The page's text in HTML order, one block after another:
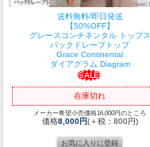
送料無料/即日発送
【50%OFF】
グレースコンチネンタル トップス
バックドレープトップ
Grace Continental
ダイアグラム Diagram
在庫切れ
メーカー希望小売価格16,000円のところ
価格8,000円(＋税：800円)